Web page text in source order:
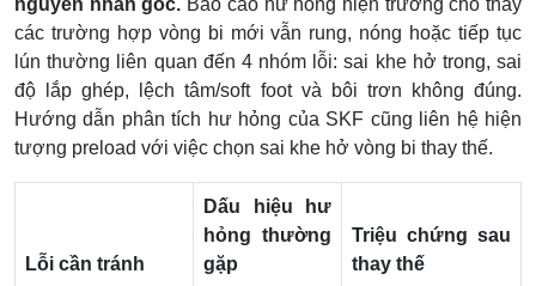
nguyên nhân gốc. Báo cáo hư hỏng hiện trường cho thấy
các trường hợp vòng bi mới vẫn rung, nóng hoặc tiếp tục
lún thường liên quan đến 4 nhóm lỗi: sai khe hở trong, sai
độ lắp ghép, lệch tâm/soft foot và bôi trơn không đúng.
Hướng dẫn phân tích hư hỏng của SKF cũng liên hệ hiện
tượng preload với việc chọn sai khe hở vòng bi thay thế.
Lỗi cần tránh
Dấu hiệu hư
hỏng thường
gặp
Triệu chứng sau
thay thế